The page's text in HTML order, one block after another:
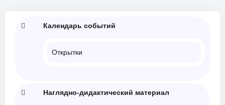
Календарь событий
Открытки
Наглядно-дидактический материал